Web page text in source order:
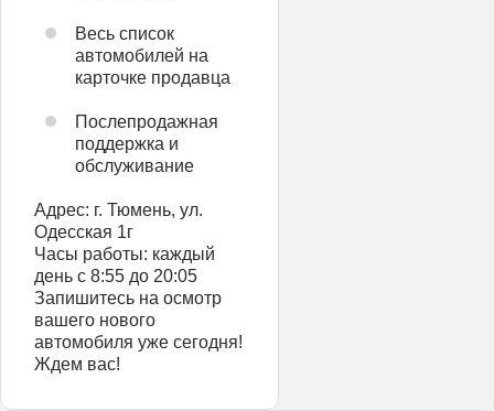
Весь список
автомобилей на
карточке продавца
Послепродажная
поддержка и
обслуживание
Адрес: г. Тюмень, ул.
Одесская 1г
Часы работы: каждый
день с 8:55 до 20:05
Запишитесь на осмотр
вашего нового
автомобиля уже сегодня!
Ждем вас!